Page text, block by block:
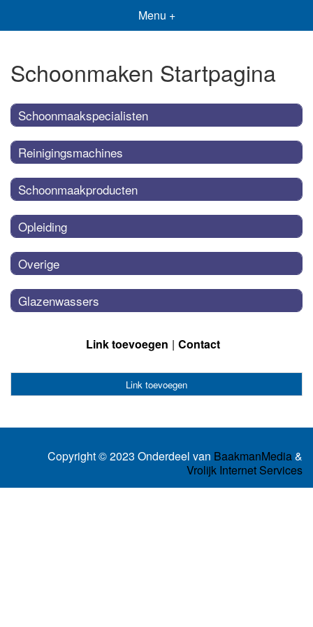
Menu +
Schoonmaken Startpagina
Schoonmaakspecialisten
Reinigingsmachines
Schoonmaakproducten
Opleiding
Overige
Glazenwassers
Link toevoegen Contact
Link toevoegen
Copyright © 2023 Onderdeel van BaakmanMedia&
Vrolijk Internet Services